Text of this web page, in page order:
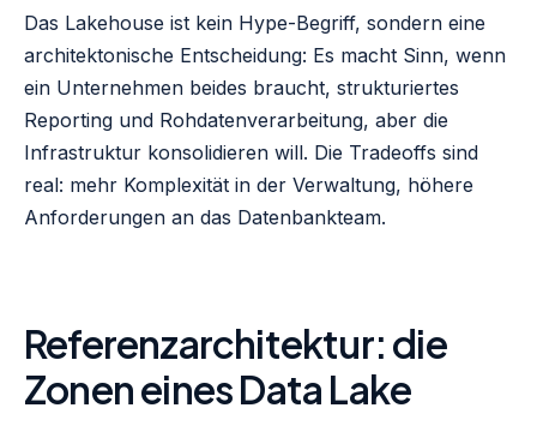
Das Lakehouse ist kein Hype-Begriff, sondern eine
architektonische Entscheidung: Es macht Sinn, wenn
ein Unternehmen beides braucht, strukturiertes
Reporting und Rohdatenverarbeitung, aber die
Infrastruktur konsolidieren will. Die Tradeoffs sind
real: mehr Komplexität in der Verwaltung, höhere
Anforderungen an das Datenbankteam.
Referenzarchitektur: die
Zonen eines Data Lake